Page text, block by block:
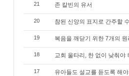
21 존 칼빈의 유서
20 참된 신앙의 표지로 간주할
19 복음을 깨닫기 위한 7개의 원
18 교회 울타리, 한 없이 낮춰야
17 유아들도 설교를 듣도록 해